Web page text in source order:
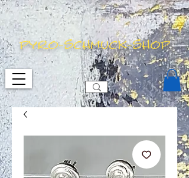
pyro-schmuck-shop